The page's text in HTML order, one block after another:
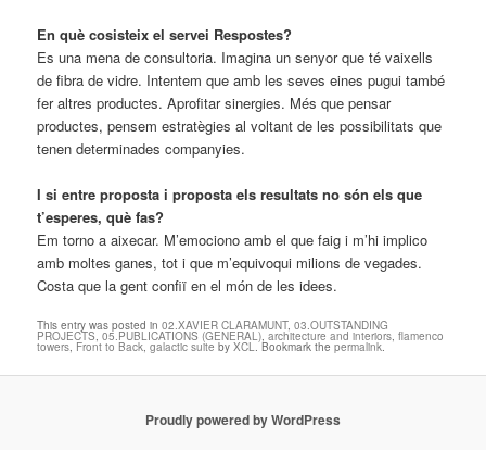
En què cosisteix el servei Respostes?
Es una mena de consultoria. Imagina un senyor que té vaixells
de fibra de vidre. Intentem que amb les seves eines pugui també
fer altres productes. Aprofitar sinergies. Més que pensar
productes, pensem estratègies al voltant de les possibilitats que
tenen determinades companyies.
I si entre proposta i proposta els resultats no són els que
t’esperes, què fas?
Em torno a aixecar. M’emociono amb el que faig i m’hi implico
amb moltes ganes, tot i que m’equivoqui milions de vegades.
Costa que la gent confiï en el món de les idees.
This entry was posted in02.XAVIER CLARAMUNT,03.OUTSTANDING
PROJECTS,05.PUBLICATIONS (GENERAL),architecture and interiors,flamenco
towers, Front to Back,galactic suite byXCL. Bookmark thepermalink.
Proudly powered by WordPress